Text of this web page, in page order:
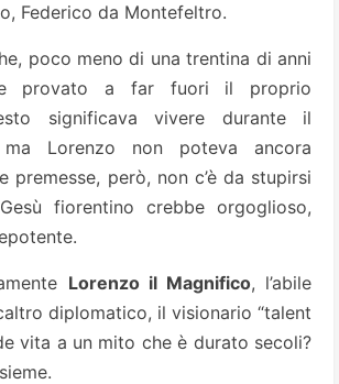
Federico da Montefeltro.
poco meno di una trentina di anni
provato a far fuori il proprio
significava vivere durante il
ma Lorenzo non poteva ancora
premesse, però, non c’è da stupirsi
fiorentino crebbe orgoglioso,
Lorenzo il Magnifico, l’abile
diplomatico, il visionario “talent
vita a un mito che è durato secoli?